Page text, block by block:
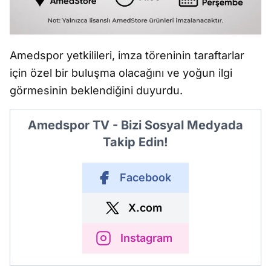
Amedspor yetkilileri, imza töreninin taraftarlar
için özel bir buluşma olacağını ve yoğun ilgi
görmesinin beklendiğini duyurdu.
Amedspor TV - Bizi Sosyal Medyada
Takip Edin!
Facebook
X.com
Instagram